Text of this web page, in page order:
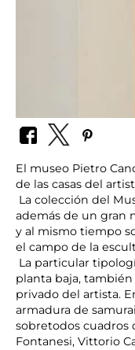
El museo Pietro
de las casas del
La colección del
además de un gran
y al mismo tiempo
el campo de la
La particular
planta baja,
privado del artista.
armadura de
sobretodos cuadros
Fontanesi, Vittorio